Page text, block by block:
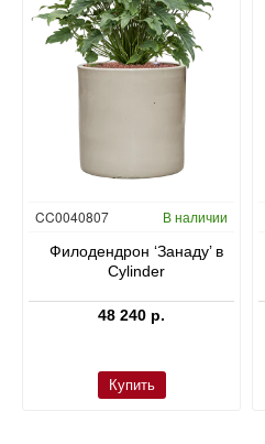
CC0040807 В наличии
Филодендрон ‘Занаду’ в
Cylinder
48 240 р.
Купить